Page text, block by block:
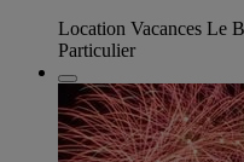
Location Vacances Le
Particulier